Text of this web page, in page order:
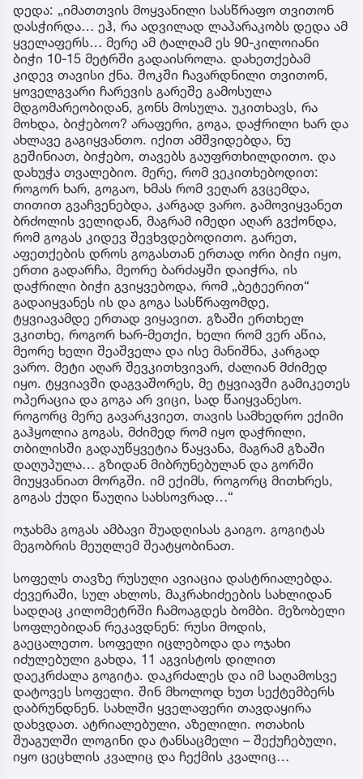
დედა: „იმათთვის მოყვანილი სასწრაფო თვითონ
დასჭირდა… ეჰ, რა ადვილად ლაპარაკობს დედა ამ
ყველაფერს… მერე ამ ტალღამ ეს 90-კილოიანი
ბიჭი 10-15 მეტრში გადაისროლა. დახეთქებამ
კიდევ თავისი ქნა. შოკში ჩავარდნილი თვითონ,
ყოველგვარი ჩარევის გარეშე გამოსულა
მდგომარეობიდან, გონს მოსულა. უკითხავს, რა
მოხდა, ბიჭებოო? არაფერი, გოგა, დაჭრილი ხარ და
ახლავე გაგიყვანთო. იქით ამშვიდებდა, ნუ
გეშინიათ, ბიჭებო, თავებს გაუფრთხილდითო. და
დახუჭა თვალებიო. მერე, რომ ვეკითხებოდით:
როგორ ხარ, გოგაო, ხმას რომ ვეღარ გვცემდა,
თითით გვაჩვენებდა, კარგად ვარო. გამოვიყვანეთ
ბრძოლის ველიდან, მაგრამ იმედი აღარ გვქონდა,
რომ გოგას კიდევ შევხვდებოდითო. გარეთ,
აფეთქების დროს გოგასთან ერთად ორი ბიჭი იყო,
ერთი გადარჩა, მეორე ბარძაყში დაიჭრა, ის
დაჭრილი ბიჭი გვიყვებოდა, რომ „ბეტეერით“
გადაიყვანეს ის და გოგა სასწრაფომდე,
ტყვიავამდე ერთად ვიყავით. გზაში ერთხელ
ვკითხე, როგორ ხარ-მეთქი, ხელი რომ ვერ აწია,
მეორე ხელი შეაშველა და ისე მანიშნა, კარგად
ვარო. მეტი აღარ შევკითხვივარ, ძალიან მძიმედ
იყო. ტყვიავში დაგვაშორეს, მე ტყვიავში გამიკეთეს
ოპერაცია და გოგა არ ვიცი, სად წაიყვანესო.
როგორც მერე გავარკვიეთ, თავის სამხედრო ექიმი
გაჰყოლია გოგას, მძიმედ რომ იყო დაჭრილი,
თბილისში გადაუწყვეტია წაყვანა, მაგრამ გზაში
დაღუპულა… გზიდან მიბრუნებულან და გორში
მიუყვანიათ მორგში. იმ ექიმს, როგორც მითხრეს,
გოგას ქუდი წაუღია სახსოვრად…“
ოჯახმა გოგას ამბავი შუადღისას გაიგო. გოგიტას
მეგობრის მეუღლემ შეატყობინათ.
სოფელს თავზე რუსული ავიაცია დასტრიალებდა.
ძევერაში, სულ ახლოს, მაკრახიძეების სახლიდან
სადღაც კილომეტრში ჩამოაგდეს ბომბი. მეზობელი
სოფლებიდან რეკავდნენ: რუსი მოდის,
გაეცალეთო. სოფელი იცლებოდა და ოჯახი
იძულებული გახდა, 11 აგვისტოს დილით
დაეკრძალა გოგიტა. დაკრძალეს და იმ საღამოსვე
დატოვეს სოფელი. შინ მხოლოდ ხუთ სექტემბერს
დაბრუნდნენ. სახლში ყველაფერი თავდაყირა
დახვდათ. ატრიალებული, აზელილი. ოთახის
შუაგულში ლოგინი და ტანსაცმელი – შექუჩებული,
იყო ცეცხლის კვალიც და ჩექმის კვალიც…